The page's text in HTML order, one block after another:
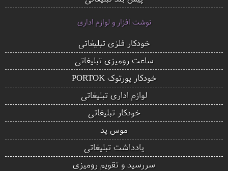
نوشت افزار و لوازم اداری
خودکار فلزی تبلیغاتی
ساعت رومیزی تبلیغاتی
خودکار پورتوک PORTOK
لوازم اداری تبلیغاتی
خودکار تبلیغاتی
موس پد
یادداشت تبلیغاتی
سررسید و تقویم رومیزی